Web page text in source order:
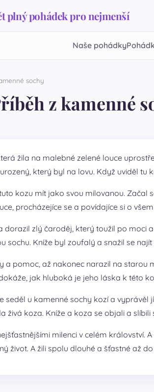
plný pohádek pro nejmenší
Naše pohádky
sochy
z kamenné
žila na malebné zelené louce
který byl na lovu. Když uviděl tu
kozu mít jako svou milovanou.
procházejíce se a povídajíce si o
dorazil zlý čaroděj, který toužil po moci
sochu. Kníže byl zoufalý a snažil se
a pomoc, až nakonec narazil na
jak hluboká je jeho láska k této
seděl u kamenné sochy kozí a
živá koza. Kníže a koza se objali a slíbili
milenci v celém
život. A žili spolu dlouhé a šťastné až